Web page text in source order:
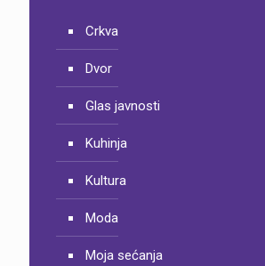
Crkva
Dvor
Glas javnosti
Kuhinja
Kultura
Moda
Moja sećanja